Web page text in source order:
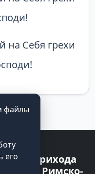
на Себя грехи
прихода
Римско-
файлы
его